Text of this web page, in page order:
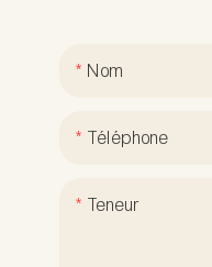
Nom
Téléphone
Teneur